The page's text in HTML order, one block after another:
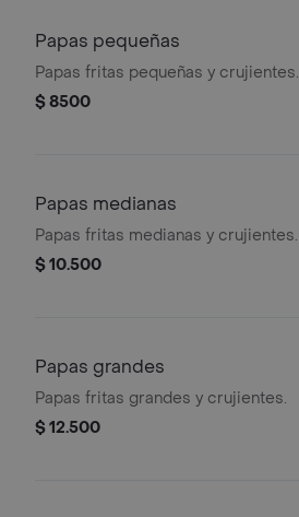
elección.
Papas pequeñas
Papas fritas pequeñas y crujientes.
$ 8500
Papas medianas
Papas fritas medianas y crujientes.
$ 10.500
Papas grandes
Papas fritas grandes y crujientes.
$ 12.500